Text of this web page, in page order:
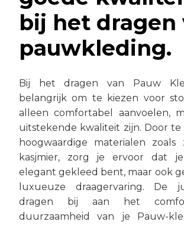
bij het dragen
pauwkleding.
Bij het dragen van Pauw
belangrijk om te kiezen voor
alleen comfortabel aanvoelen,
uitstekende kwaliteit zijn. Door te
hoogwaardige materialen
kasjmier, zorg je ervoor dat
elegant gekleed bent, maar ook
luxueuze draagervaring. De
dragen bij aan het
duurzaamheid van je Pauw-